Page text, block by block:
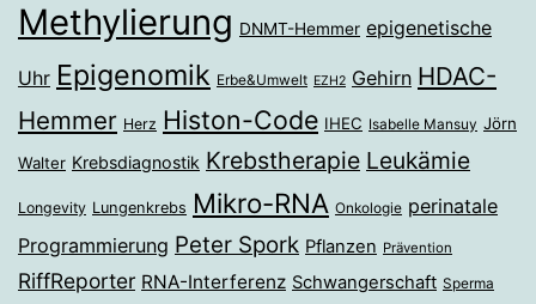
Methylierung DNMT-Hemmer epigenetische
Uhr Epigenomik Erbe&Umwelt EZH2 Gehirn HDAC-
Hemmer Herz Histon-Code IHEC Isabelle Mansuy Jörn
Walter Krebsdiagnostik Krebstherapie Leukämie
Longevity Lungenkrebs Mikro-RNA Onkologie perinatale
Programmierung Peter Spork Pflanzen Prävention
RiffReporter RNA-Interferenz Schwangerschaft Sperma